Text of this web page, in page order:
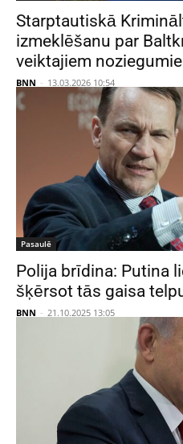
Starptautiskā
izmeklēšanu par
veiktajiem
BNN - 13.03.2026 10:54
Pasaulē
Polija brīdina: Putina
šķērsot tās gaisa
BNN - 21.10.2025 13:05